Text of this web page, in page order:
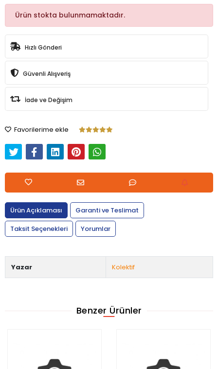
Ürün stokta bulunmamaktadır.
Hızlı Gönderi
Güvenli Alışveriş
İade ve Değişim
Favorilerime ekle
Ürün Açıklaması
Garanti ve Teslimat
Taksit Seçenekleri
Yorumlar
Yazar Kolektif
Benzer Ürünler